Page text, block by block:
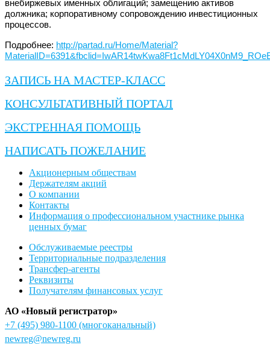
внебиржевых именных облигаций; замещению активов
должника; корпоративному сопровождению инвестиционных
процессов.
Подробнее: http://partad.ru/Home/Material?
ЗАПИСЬ НА МАСТЕР-КЛАСС
КОНСУЛЬТАТИВНЫЙ ПОРТАЛ
ЭКСТРЕННАЯ ПОМОЩЬ
НАПИСАТЬ ПОЖЕЛАНИЕ
Акционерным обществам
Держателям акций
О компании
Контакты
Информация о профессиональном участнике рынка
ценных бумаг
Обслуживаемые реестры
Территориальные подразделения
Трансфер-агенты
Реквизиты
Получателям финансовых услуг
АО «Новый регистратор»
+7 (495) 980-1100 (многоканальный)
newreg@newreg.ru